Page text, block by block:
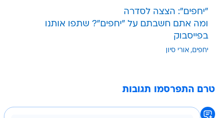
"יחפים": הצצה לסדרה
ומה אתם חשבתם על "יחפים"? שתפו אותנו
בפייסבוק
יחפים אורי סיון
טרם התפרסמו תגובות